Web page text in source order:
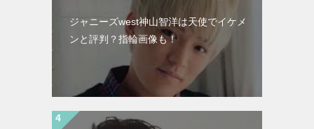
ジャニーズwest神山智洋は天使でイケメ
ンと評判？指輪画像も！